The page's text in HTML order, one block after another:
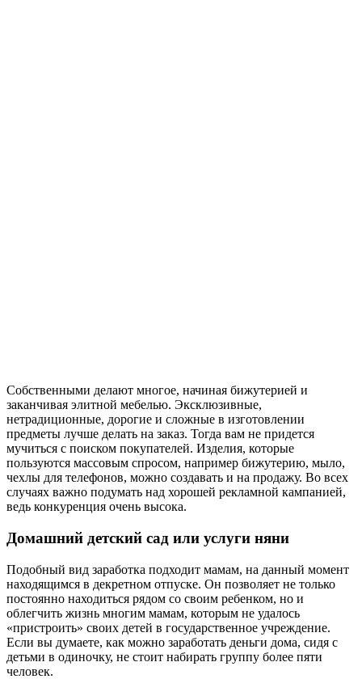
Собственными делают многое, начиная бижутерией и
заканчивая элитной мебелью. Эксклюзивные,
нетрадиционные, дорогие и сложные в изготовлении
предметы лучше делать на заказ. Тогда вам не придется
мучиться с поиском покупателей. Изделия, которые
пользуются массовым спросом, например бижутерию, мыло,
чехлы для телефонов, можно создавать и на продажу. Во всех
случаях важно подумать над хорошей рекламной кампанией,
ведь конкуренция очень высока.
Домашний детский сад или услуги няни
Подобный вид заработка подходит мамам, на данный момент
находящимся в декретном отпуске. Он позволяет не только
постоянно находиться рядом со своим ребенком, но и
облегчить жизнь многим мамам, которым не удалось
«пристроить» своих детей в государственное учреждение.
Если вы думаете, как можно заработать деньги дома, сидя с
детьми в одиночку, не стоит набирать группу более пяти
человек.